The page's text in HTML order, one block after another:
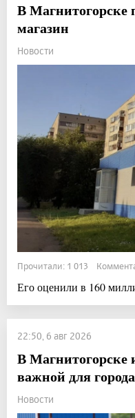
В Магнитогорске
магазин
Новости
Прочитали: 1 013
Его оценили в 160
22:50, 6 авг 2026
В Магнитогорске
важной для
Новости